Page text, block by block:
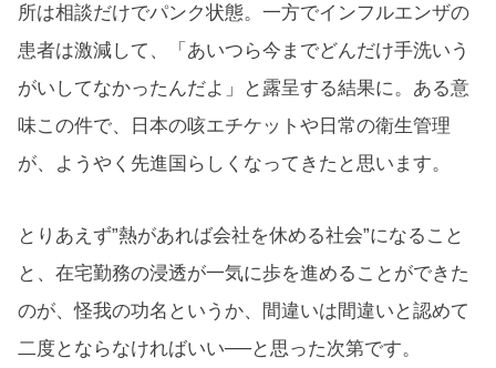
所は相談だけでパンク状態。一方でインフルエンザの
患者は激減して、「あいつら今までどんだけ手洗いう
がいしてなかったんだよ」と露呈する結果に。ある意
味この件で、日本の咳エチケットや日常の衛生管理
が、ようやく先進国らしくなってきたと思います。
とりあえず”熱があれば会社を休める社会”になること
と、在宅勤務の浸透が一気に歩を進めることができた
のが、怪我の功名というか、間違いは間違いと認めて
二度とならなければいい──と思った次第です。